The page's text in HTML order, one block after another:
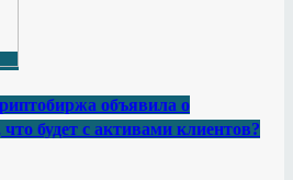
объявила о
что будет с активами клиентов?